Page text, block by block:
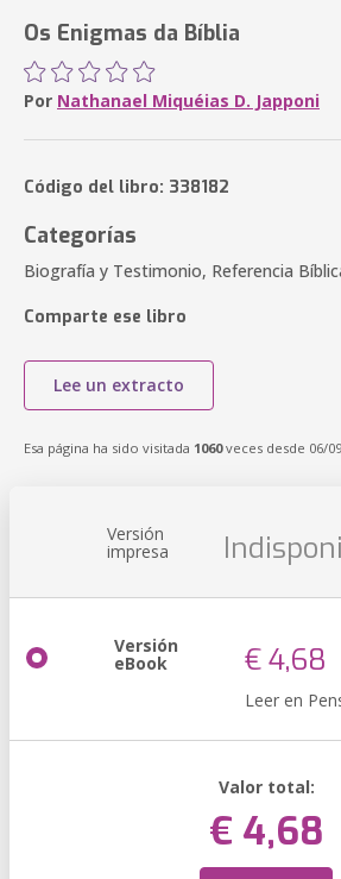
Os Enigmas da Bíblia
Por Nathanael Miquéias D. Japponi
Código del libro: 338182
Categorías
Biografía y Testimonio, Referencia
Comparte ese libro
Lee un extracto
Esa página ha sido visitada 1060veces desde 06/
Versión
impresa
Versión
eBook € 4,68
Leer en
Valor total:
€ 4,68